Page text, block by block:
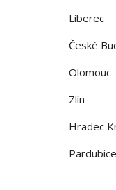
Liberec
České
Olomouc
Zlín
Hradec
Pardubice